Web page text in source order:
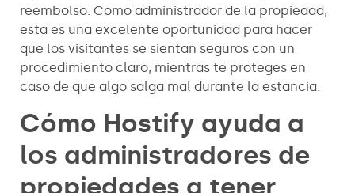
reembolso. Como administrador de la propiedad,
esta es una excelente oportunidad para hacer
que los visitantes se sientan seguros con un
procedimiento claro, mientras te proteges en
caso de que algo salga mal durante la estancia.
Cómo Hostify ayuda a
los administradores de
propiedades a tener